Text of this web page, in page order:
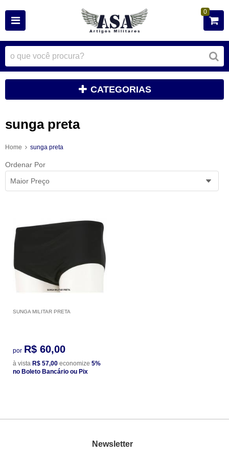
0
CATEGORIAS
sunga preta
Home sunga preta
Ordenar Por
Maior Preço
SUNGA MILITAR PRETA
por R$ 60,00
à vista R$ 57,00 economize 5%
no Boleto Bancário ou Pix
Newsletter